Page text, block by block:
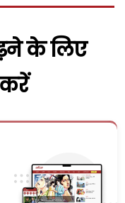
के लिए